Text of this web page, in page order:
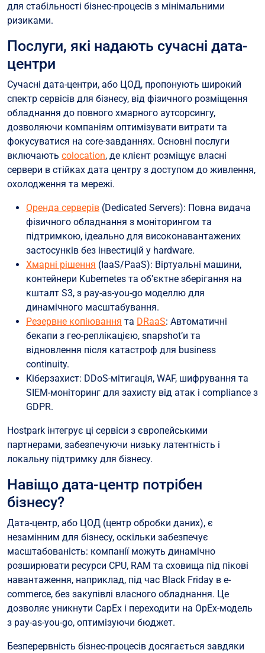
для стабільності бізнес-процесів з мінімальними
ризиками.
Послуги, які надають сучасні дата-
центри
Сучасні дата-центри, або ЦОД, пропонують широкий
спектр сервісів для бізнесу, від фізичного розміщення
обладнання до повного хмарного аутсорсингу,
дозволяючи компаніям оптимізувати витрати та
фокусуватися на core-завданнях. Основні послуги
включають colocation, де клієнт розміщує власні
сервери в стійках дата центру з доступом до живлення,
охолодження та мережі.
Оренда серверів (Dedicated Servers): Повна видача
фізичного обладнання з моніторингом та
підтримкою, ідеально для високонавантажених
застосунків без інвестицій у hardware.
Хмарні рішення (IaaS/PaaS): Віртуальні машини,
контейнери Kubernetes та об’єктне зберігання на
кшталт S3, з pay-as-you-go моделлю для
динамічного масштабування.
Резервне копіювання та DRaaS: Автоматичні
бекапи з гео-реплікацією, snapshot’и та
відновлення після катастроф для business
continuity.
Кіберзахист: DDoS-мітигація, WAF, шифрування та
SIEM-моніторинг для захисту від атак і compliance з
GDPR.
Hostpark інтегрує ці сервіси з європейськими
партнерами, забезпечуючи низьку латентність і
локальну підтримку для бізнесу.
Навіщо дата-центр потрібен
бізнесу?
Дата-центр, або ЦОД (центр обробки даних), є
незамінним для бізнесу, оскільки забезпечує
масштабованість: компанії можуть динамічно
розширювати ресурси CPU, RAM та сховища під пікові
навантаження, наприклад, під час Black Friday в e-
commerce, без закупівлі власного обладнання. Це
дозволяє уникнути CapEx і переходити на OpEx-модель
з pay-as-you-go, оптимізуючи бюджет.
Безперервність бізнес-процесів досягається завдяки